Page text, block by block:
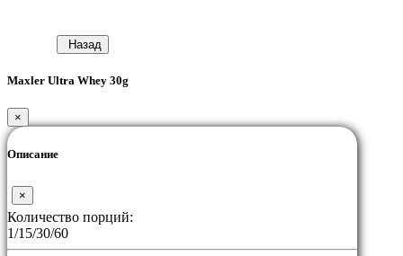
Назад
Maxler Ultra Whey 30g
×
Описание
×
Количество порций:
1/15/30/60